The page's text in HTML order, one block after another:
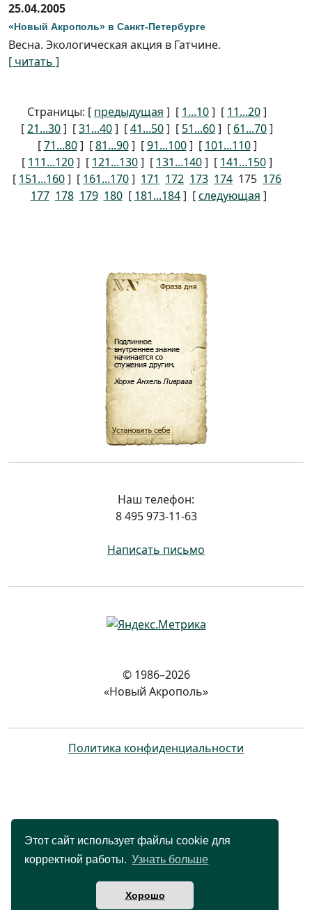
Этот сайт использует файлы cookie для
корректной работы. Узнать больше
Хорошо
25.04.2005
«Новый Акрополь» в Санкт-Петербурге
Весна. Экологическая акция в Гатчине.
[ читать ]
Страницы: [ предыдущая ] [ 1...10] [ 11...20]
[21...30] [31...40] [41...50] [ 51...60] [ 61...70]
[71...80] [81...90] [91...100] [ 101...110]
[ 111...120] [ 121...130] [ 131...140] [ 141...150]
[ 151...160] [ 161...170] 171 172 173 174 175 176
177 178 179 180[ 181...184] [следующая ]
Наш телефон:
8 495 973-11-63
Написать письмо
© 1986–2026
«Новый Акрополь»
Политика конфиденциальности